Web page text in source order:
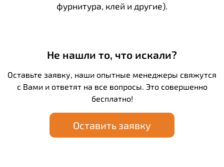
фурнитура, клей и другие).
Не нашли то, что искали?
Оставьте заявку, наши опытные менеджеры свяжутся
с Вами и ответят на все вопросы. Это совершенно
бесплатно!
Оставить заявку